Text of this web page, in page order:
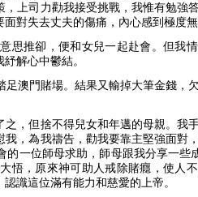
上司力勸我接受挑戰，我惟有勉強
對失去丈夫的傷痛，內心感到極度無
思推卻，便和女兒一起赴會。但我
解心中鬱結。
澳門賭場。結果又輸掉大筆金錢，
，但捨不得兒女和年邁的母親。我
，為我禱告，勸我要靠主堅強面對
一位師母求助，師母跟我分享一些
悟，原來神可助人戒除賭癮，使人
識這位滿有能力和慈愛的上帝。